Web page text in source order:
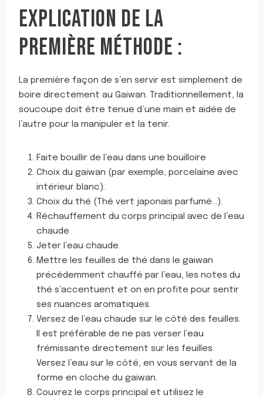
EXPLICATION DE LA
PREMIÈRE MÉTHODE :
La première façon de s’en servir est simplement de
boire directement au Gaiwan. Traditionnellement, la
soucoupe doit être tenue d’une main et aidée de
l’autre pour la manipuler et la tenir.
Faite bouillir de l’eau dans une bouilloire
Choix du gaiwan (par exemple, porcelaine avec
intérieur blanc).
Choix du thé (Thé vert japonais parfumé…).
Réchauffement du corps principal avec de l’eau
chaude
Jeter l’eau chaude.
Mettre les feuilles de thé dans le gaiwan
précédemment chauffé par l’eau, les notes du
thé s’accentuent et on en profite pour sentir
ses nuances aromatiques.
Versez de l’eau chaude sur le côté des feuilles.
Il est préférable de ne pas verser l’eau
frémissante directement sur les feuilles.
Versez l’eau sur le côté, en vous servant de la
forme en cloche du gaiwan.
Couvrez le corps principal et utilisez le